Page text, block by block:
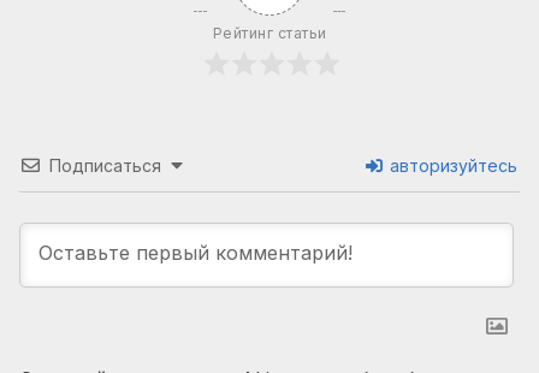
Рейтинг статьи
Подписаться авторизуйтесь